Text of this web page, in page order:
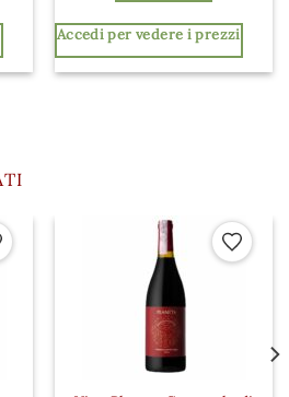
Accedi per vedere i prezzi
ai preferiti